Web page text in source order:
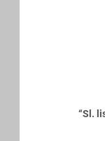
“Sl.